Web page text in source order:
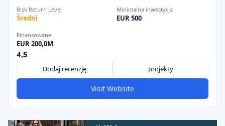
Risk Return Level
Średni
Minimalna inwestycja
EUR 500
Finansowane
EUR 200,0M
4,5
Dodaj recenzję projekty
Visit Website